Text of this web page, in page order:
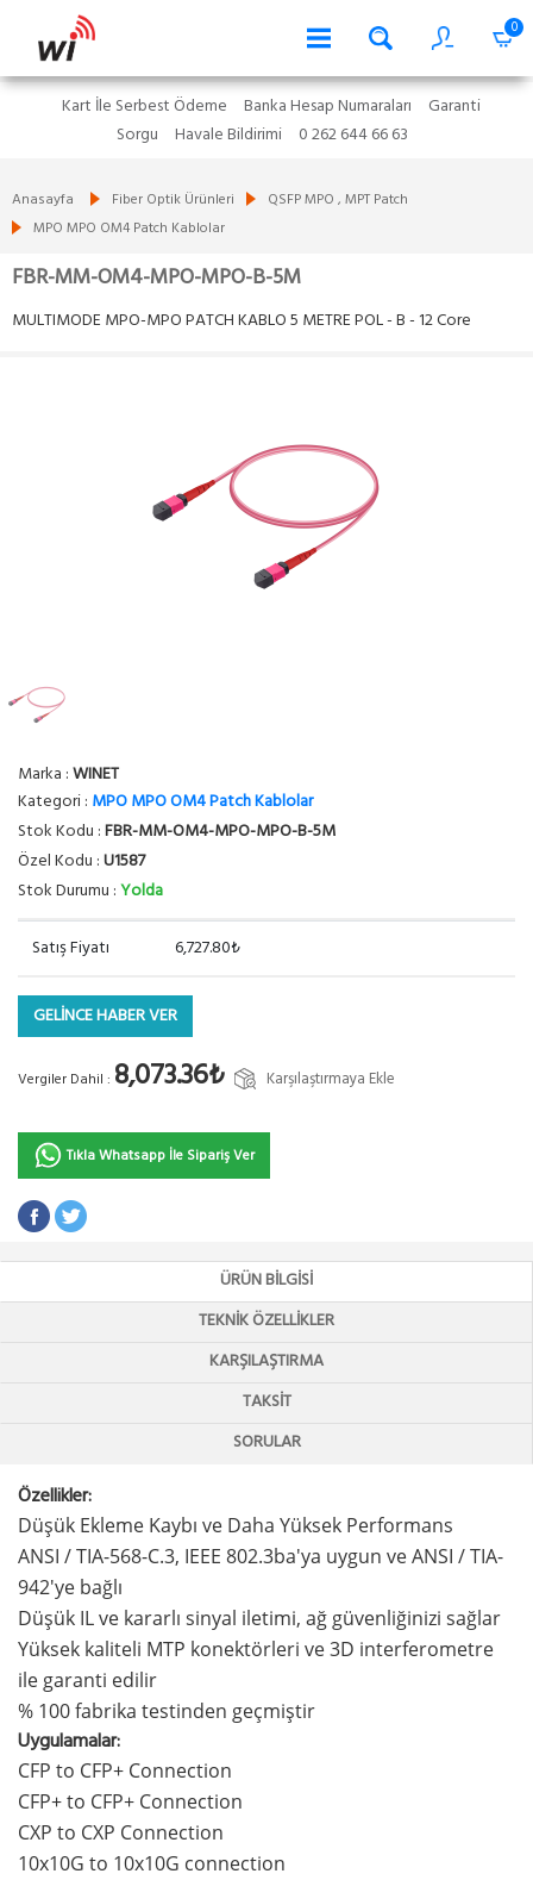
0
Kart İle Serbest Ödeme Banka Hesap Numaraları
Garanti
Sorgu
Havale Bildirimi 0 262 644 66 63
Anasayfa Fiber Optik Ürünleri
QSFP MPO , MPT Patch
MPO MPO OM4 Patch Kablolar
FBR-MM-OM4-MPO-MPO-B-5M
MULTIMODE MPO-MPO PATCH KABLO 5 METRE POL - B - 12 Core
Marka :WINET
Kategori : MPO MPO OM4 Patch Kablolar
Stok Kodu :FBR-MM-OM4-MPO-MPO-B-5M
Özel Kodu :U1587
Stok Durumu :Yolda
Satış Fiyatı 6,727.80₺
GELİNCE HABER VER
Vergiler Dahil : 8,073.36₺ Karşılaştırmaya Ekle
Tıkla Whatsapp İle Sipariş Ver
ÜRÜN BILGISI
TEKNIK ÖZELLIKLER
KARŞILAŞTIRMA
TAKSIT
SORULAR
Özellikler:
Düşük Ekleme Kaybı ve Daha Yüksek Performans
ANSI / TIA-568-C.3, IEEE 802.3ba'ya uygun ve ANSI / TIA-
942'ye bağlı
Düşük IL ve kararlı sinyal iletimi, ağ güvenliğinizi sağlar
Yüksek kaliteli MTP konektörleri ve 3D interferometre
ile garanti edilir
% 100 fabrika testinden geçmiştir
Uygulamalar:
CFP to CFP+ Connection
CFP+ to CFP+ Connection
CXP to CXP Connection
10x10G to 10x10G connection